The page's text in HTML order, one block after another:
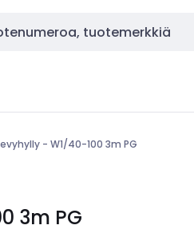
- W1/40-100 3m PG
3m PG